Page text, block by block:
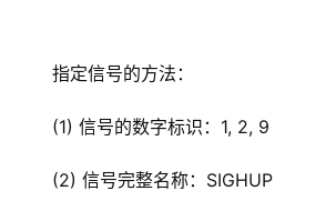
指定信号的方法：
(1) 信号的数字标识：1, 2, 9
(2) 信号完整名称：SIGHUP